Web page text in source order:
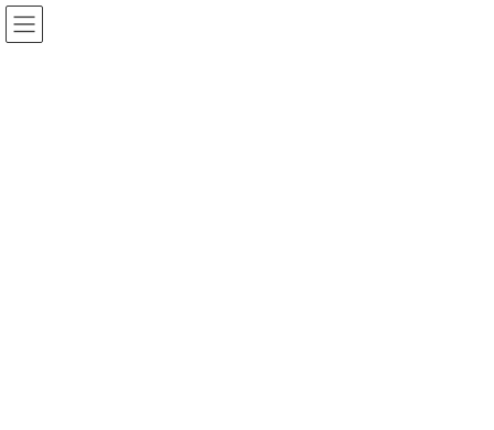
コ
ン
ナ
ビ